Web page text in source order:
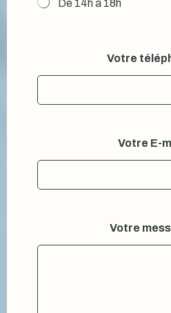
De 14h à 18h
Votre
Votre E-
Votre